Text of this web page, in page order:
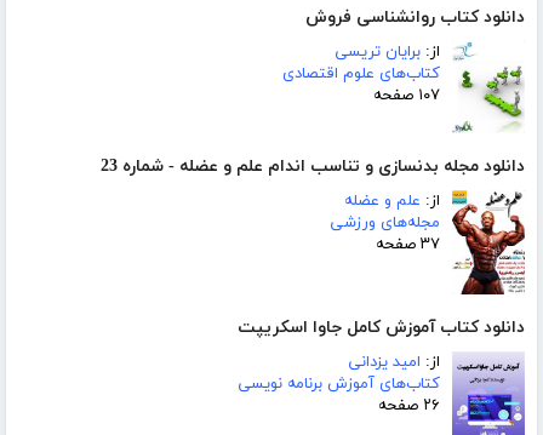
دانلود کتاب روانشناسی فروش
از: برایان تریسی
کتاب‌های علوم اقتصادی
۱۰۷ صفحه
دانلود مجله بدنسازی و تناسب اندام علم و عضله - شماره 23
از: علم و عضله
مجله‌های ورزشی
۳۷ صفحه
دانلود کتاب آموزش کامل جاوا اسکریپت
از: امید یزدانی
کتاب‌های آموزش برنامه نویسی
۲۶ صفحه